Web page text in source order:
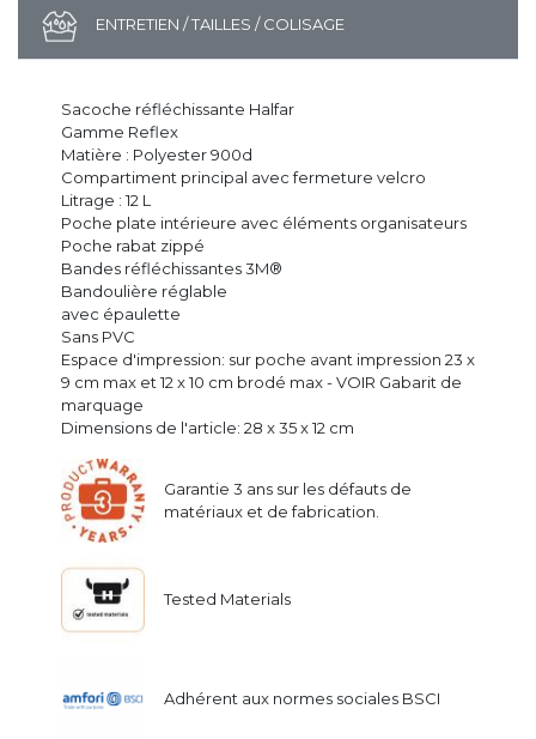
ENTRETIEN / TAILLES / COLISAGE
Sacoche réfléchissante Halfar
Gamme Reflex
Matière : Polyester 900d
Compartiment principal avec fermeture velcro
Litrage : 12 L
Poche plate intérieure avec éléments organisateurs
Poche rabat zippé
Bandes réfléchissantes 3M®
Bandoulière réglable
avec épaulette
Sans PVC
Espace d'impression: sur poche avant impression 23 x
9 cm max et 12 x 10 cm brodé max - VOIR Gabarit de
marquage
Dimensions de l'article: 28 x 35 x 12 cm
Garantie 3 ans sur les défauts de
matériaux et de fabrication.
Tested Materials
Adhérent aux normes sociales BSCI